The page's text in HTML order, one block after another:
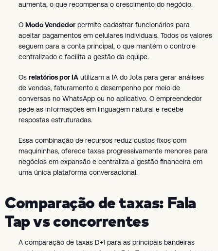
aumenta, o que recompensa o crescimento do negócio.
O Modo Vendedorpermite cadastrar funcionários para
aceitar pagamentos em celulares individuais. Todos os valores
seguem para a conta principal, o que mantém o controle
centralizado e facilita a gestão da equipe.
Os relatórios por IA utilizam a IA do Jota para gerar análises
de vendas, faturamento e desempenho por meio de
conversas no WhatsApp ou no aplicativo. O empreendedor
pede as informações em linguagem natural e recebe
respostas estruturadas.
Essa combinação de recursos reduz custos fixos com
maquininhas, oferece taxas progressivamente menores para
negócios em expansão e centraliza a gestão financeira em
uma única plataforma conversacional.
Comparação de taxas: Fala
Tap vs concorrentes
A comparação de taxas D+1 para as principais bandeiras